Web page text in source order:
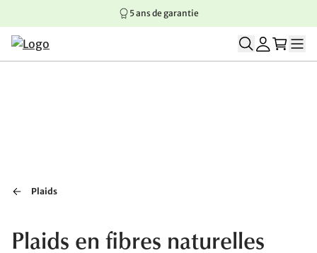
Aller au contenu principal
Aller à la navigation principale
Aller au pied de page
5 ans de garantie
Plaids
Plaids en fibres naturelles